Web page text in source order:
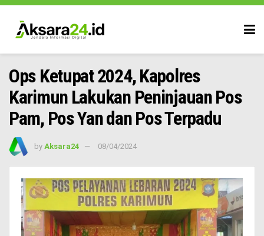
Ops Ketupat 2024, Kapolres
Karimun Lakukan Peninjauan Pos
Pam, Pos Yan dan Pos Terpadu
by Aksara24 08/04/2024